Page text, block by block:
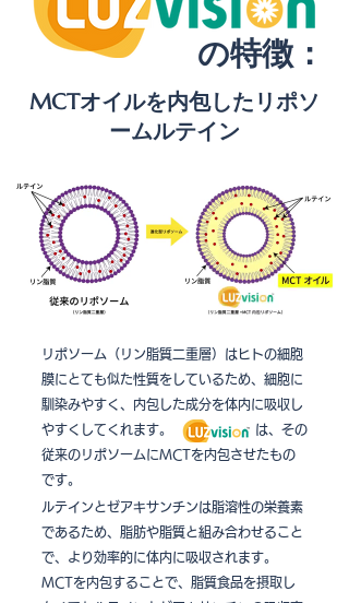
の特徴：
MCTオイルを内包したリポソ
ームルテイン
リポソーム（リン脂質二重層）はヒトの細胞
膜にとても似た性質をしているため、細胞に
馴染みやすく、内包した成分を体内に吸収し
やすくしてくれます。 は、その
従来のリポソームにMCTを内包させたもの
です。
ルテインとゼアキサンチンは脂溶性の栄養素
であるため、脂肪や脂質と組み合わせること
で、より効率的に体内に吸収されます。
MCTを内包することで、脂質食品を摂取し